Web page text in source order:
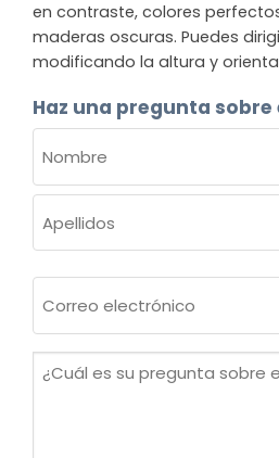
en contraste, colores
maderas oscuras. Puedes
modificando la altura y
Haz una pregunta
(OBLIGATORIO)
Nombre
electrónico
¿Cuál